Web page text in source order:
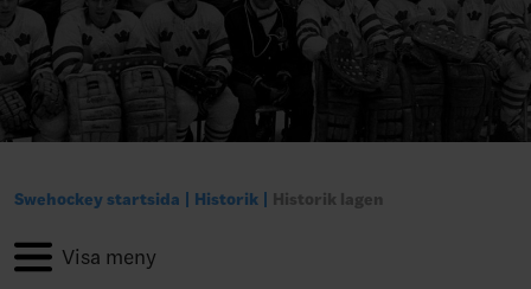
Swehockey startsida Historik Historik lagen